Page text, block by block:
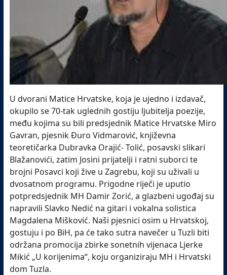
U dvorani Matice Hrvatske, koja je ujedno i izdavač,
okupilo se 70-tak uglednih gostiju ljubitelja poezije,
među kojima su bili predsjednik Matice Hrvatske Miro
Gavran, pjesnik Đuro Vidmarović, književna
teoretičarka Dubravka Orajić- Tolić, posavski slikari
Blažanovići, zatim Josini prijatelji i ratni suborci te
brojni Posavci koji žive u Zagrebu, koji su uživali u
dvosatnom programu. Prigodne riječi je uputio
potpredsjednik MH Damir Zorić, a glazbeni ugođaj su
napravili Slavko Nedić na gitari i vokalna solistica
Magdalena Mišković. Naši pjesnici osim u Hrvatskoj,
gostuju i po BiH, pa će tako sutra navečer u Tuzli biti
održana promocija zbirke sonetnih vijenaca Ljerke
Mikić „U korijenima“, koju organiziraju MH i Hrvatski
dom Tuzla.